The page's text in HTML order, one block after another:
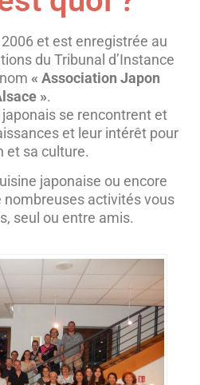
et est enregistrée au
du Tribunal d’Instance
« Association Japon
».
se rencontrent et
et leur intérêt pour
et sa culture.
japonaise ou encore
nombreuses activités vous
seul ou entre amis.